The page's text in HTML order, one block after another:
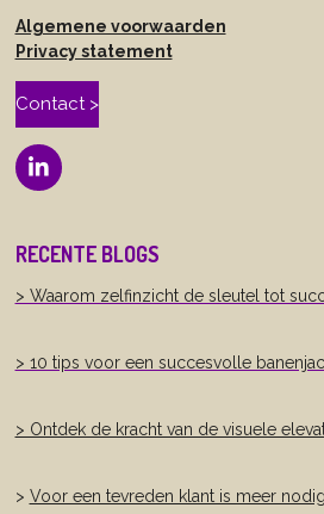
Algemene voorwaarden
Privacy statement
Contact >
L
i
k
e
d
I
RECENTE BLOGS
> Waarom zelfinzicht de sleutel tot
> 10 tips voor een succesvolle
> Ontdek de kracht van de visuele
> Voor een tevreden klant is meer